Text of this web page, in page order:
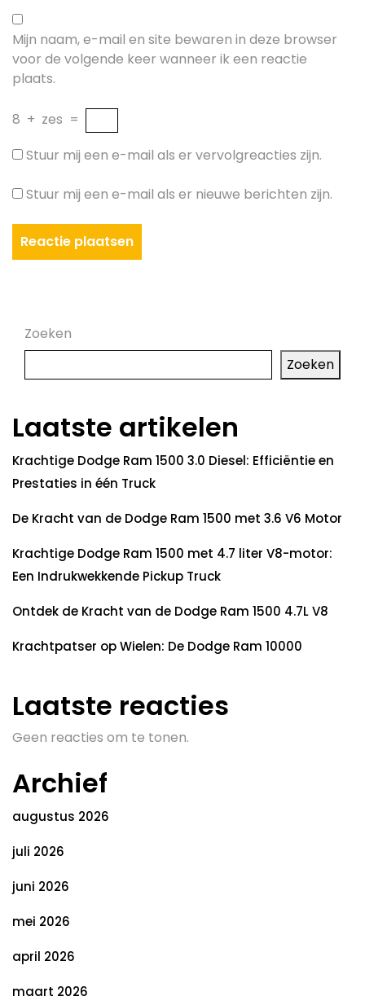
Mijn naam, e-mail en site bewaren in deze browser
voor de volgende keer wanneer ik een reactie
plaats.
8 + zes =
Stuur mij een e-mail als er vervolgreacties zijn.
Stuur mij een e-mail als er nieuwe berichten zijn.
Zoeken
Zoeken
Laatste artikelen
Krachtige Dodge Ram 1500 3.0 Diesel: Efficiëntie en
Prestaties in één Truck
De Kracht van de Dodge Ram 1500 met 3.6 V6 Motor
Krachtige Dodge Ram 1500 met 4.7 liter V8-motor:
Een Indrukwekkende Pickup Truck
Ontdek de Kracht van de Dodge Ram 1500 4.7L V8
Krachtpatser op Wielen: De Dodge Ram 10000
Laatste reacties
Geen reacties om te tonen.
Archief
augustus 2026
juli 2026
juni 2026
mei 2026
april 2026
maart 2026